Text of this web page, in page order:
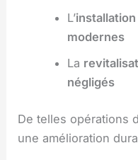
L’
modernes
La
négligés
De telles opérations
une amélioration